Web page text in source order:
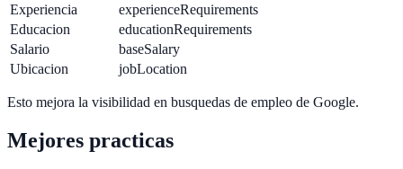
Experiencia
experienceRequirements
Educacion
educationRequirements
Salario
baseSalary
Ubicacion
jobLocation
Esto mejora la visibilidad en busquedas de empleo de Google.
Mejores practicas